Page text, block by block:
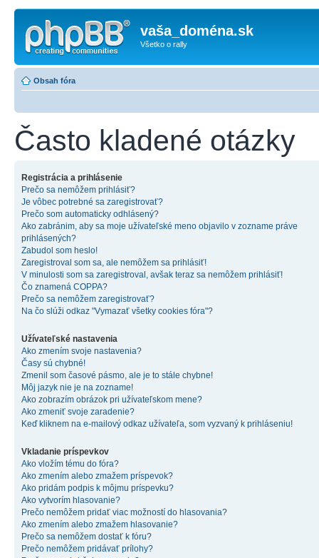
vaša_doména.sk
Všetko o rally
Obsah fóra
Často kladené otázky
Registrácia a prihlásenie
Prečo sa nemôžem prihlásiť?
Je vôbec potrebné sa zaregistrovať?
Prečo som automaticky odhlásený?
Ako zabránim, aby sa moje užívateľské meno objavilo v zozname práve
prihlásených?
Zabudol som heslo!
Zaregistroval som sa, ale nemôžem sa prihlásiť!
V minulosti som sa zaregistroval, avšak teraz sa nemôžem prihlásiť!
Čo znamená COPPA?
Prečo sa nemôžem zaregistrovať?
Na čo slúži odkaz "Vymazať všetky cookies fóra"?
Užívateľské nastavenia
Ako zmením svoje nastavenia?
Časy sú chybné!
Zmenil som časové pásmo, ale je to stále chybne!
Môj jazyk nie je na zozname!
Ako zobrazím obrázok pri užívateľskom mene?
Ako zmeniť svoje zaradenie?
Keď kliknem na e-mailový odkaz užívateľa, som vyzvaný k prihláseniu!
Vkladanie príspevkov
Ako vložím tému do fóra?
Ako zmením alebo zmažem príspevok?
Ako pridám podpis k môjmu príspevku?
Ako vytvorím hlasovanie?
Prečo nemôžem pridať viac možností do hlasovania?
Ako zmením alebo zmažem hlasovanie?
Prečo sa nemôžem dostať k fóru?
Prečo nemôžem pridávať prílohy?